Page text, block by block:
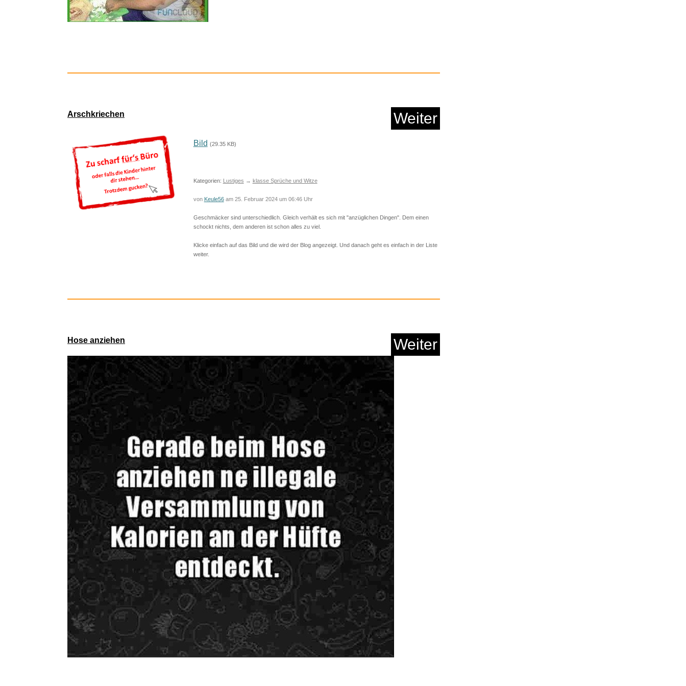
Anzeige
Logitech G G502 HERO High-
Perf...
Logitech G Astro A50 Lightspee...
Anzeige
Waist Twisting Machinei abdomi...
Arschkriechen Weiter
Kategorien: Lustiges klasse Sprüche und Witze
vonKeule56 am 25. Februar 2024 um 06:46 Uhr
Geschmäcker sind unterschiedlich. Gleich verhält es sich mit "anzüglichen Dingen". Dem einen
schockt nichts, dem anderen ist schon alles zu viel.
Klicke einfach auf das Bild und die wird der Blog angezeigt. Und danach geht es einfach in der Liste
weiter.
Hose anziehen